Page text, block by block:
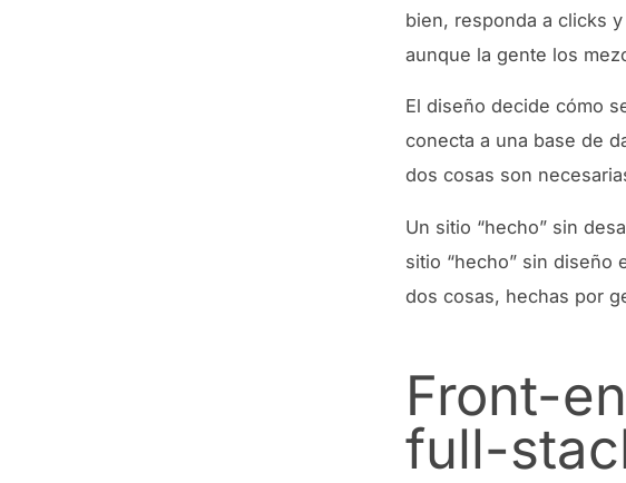
bien, responda a clicks
aunque la gente los
El diseño decide cómo
conecta a una base de
dos cosas son
Un sitio “hecho” sin
sitio “hecho” sin diseño
dos cosas, hechas por
Front-
full-